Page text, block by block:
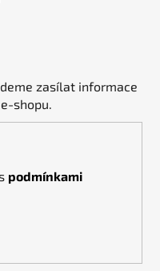
zasílat informace
shopu.
podmínkami